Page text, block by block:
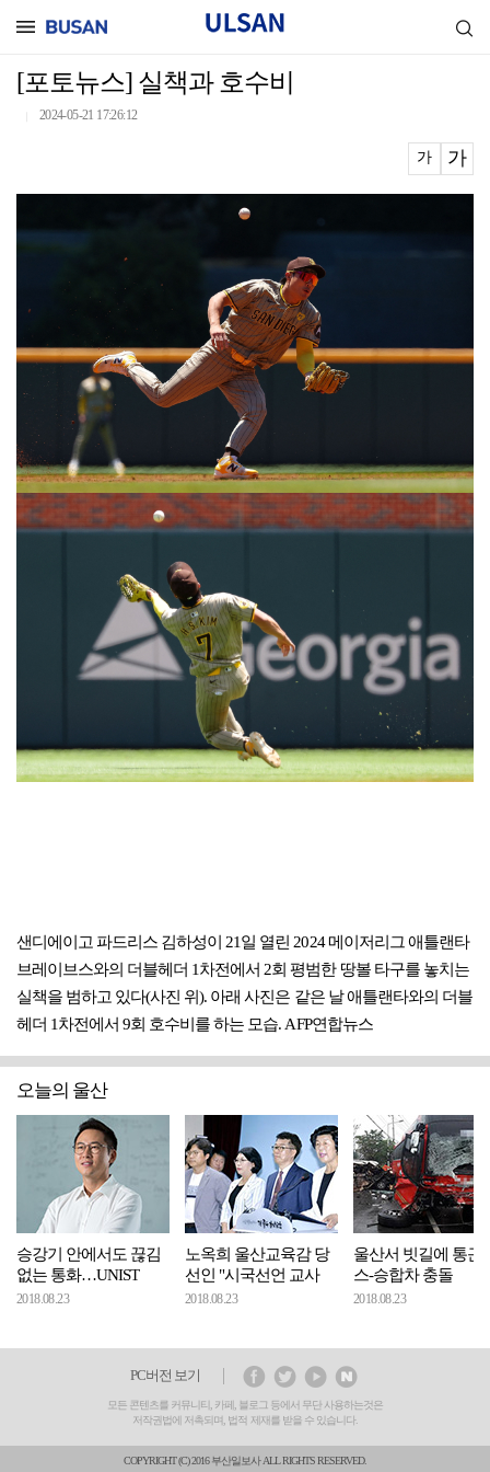
[포토뉴스] 실책과 호수비
2024-05-21 17:26:12
가 가
샌디에이고 파드리스 김하성이 21일 열린 2024 메이저리그 애틀랜타
브레이브스와의 더블헤더 1차전에서 2회 평범한 땅볼 타구를 놓치는
실책을 범하고 있다(사진 위). 아래 사진은 같은 날 애틀랜타와의 더블
헤더 1차전에서 9회 호수비를 하는 모습. AFP연합뉴스
오늘의 울산
승강기 안에서도 끊김
없는 통화…UNIST
2018.08.23
노옥희 울산교육감 당
선인 "시국선언 교사
2018.08.23
울산서 빗길에 통근
스-승합차 충돌
2018.08.23
PC버전 보기
모든 콘텐츠를 커뮤니티, 카페, 블로그 등에서 무단 사용하는것은
저작권법에 저촉되며, 법적 제재를 받을 수 있습니다.
COPYRIGHT (C) 2016 부산일보사 ALL RIGHTS RESERVED.